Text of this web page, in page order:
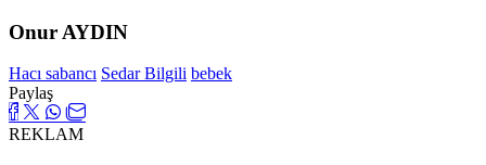
Onur AYDIN
Hacı sabancı Sedar Bilgili bebek
Paylaş
REKLAM